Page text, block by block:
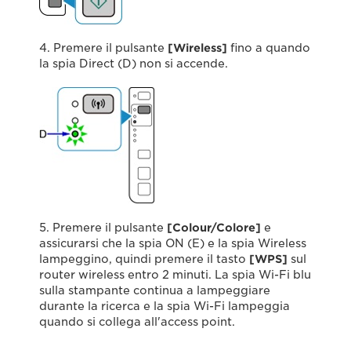
4. Premere il pulsante [Wireless] fino a quando
la spia Direct (D) non si accende.
5. Premere il pulsante [Colour/Colore] e
assicurarsi che la spia ON (E) e la spia Wireless
lampeggino, quindi premere il tasto [WPS] sul
router wireless entro 2 minuti. La spia Wi-Fi blu
sulla stampante continua a lampeggiare
durante la ricerca e la spia Wi-Fi lampeggia
quando si collega all'access point.